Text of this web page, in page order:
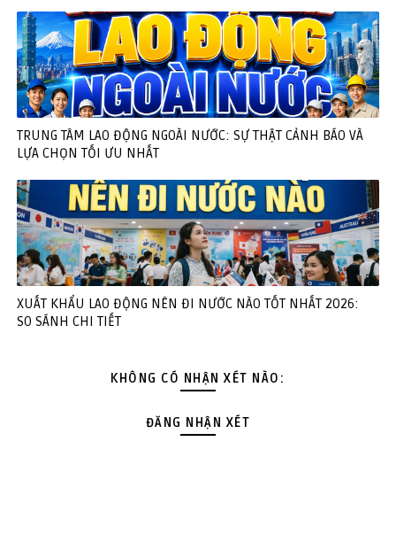
TRUNG TÂM LAO ĐỘNG NGOÀI NƯỚC: SỰ THẬT CẢNH BÁO VÀ
LỰA CHỌN TỐI ƯU NHẤT
XUẤT KHẨU LAO ĐỘNG NÊN ĐI NƯỚC NÀO TỐT NHẤT 2026:
SO SÁNH CHI TIẾT
KHÔNG CÓ NHẬN XÉT NÀO:
ĐĂNG NHẬN XÉT